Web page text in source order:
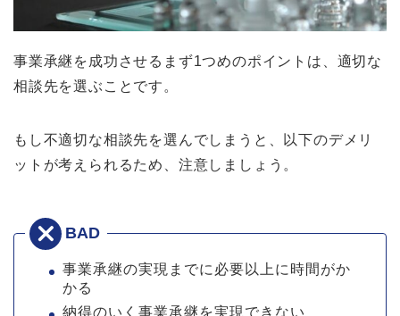
事業承継を成功させるまず1つめのポイントは、適切な
相談先を選ぶことです。
もし不適切な相談先を選んでしまうと、以下のデメリ
ットが考えられるため、注意しましょう。
事業承継の実現までに必要以上に時間がか
かる
納得のいく事業承継を実現できない